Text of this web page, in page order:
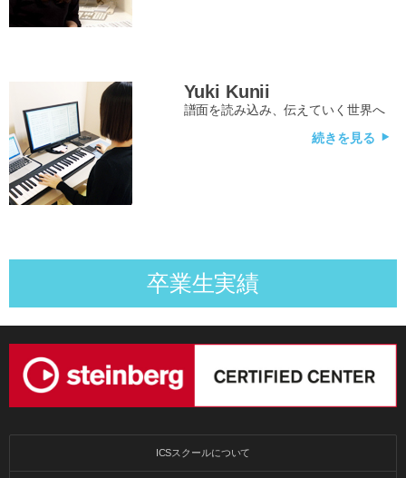
Yuki Kunii
譜面を読み込み、伝えていく世界へ
続きを見る
卒業生実績
ICSスクールについて